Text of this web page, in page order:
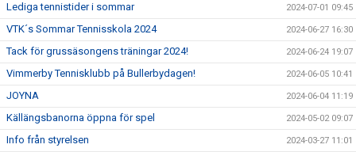
Lediga tennistider i sommar 2024-07-01 09:45
VTK´s Sommar Tennisskola 2024 2024-06-27 16:30
Tack för grussäsongens träningar 2024! 2024-06-24 19:07
Vimmerby Tennisklubb på Bullerbydagen! 2024-06-05 10:41
JOYNA 2024-06-04 11:19
Källängsbanorna öppna för spel 2024-05-02 09:07
Info från styrelsen 2024-03-27 11:01